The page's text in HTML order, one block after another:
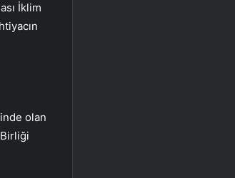
İklim
olan